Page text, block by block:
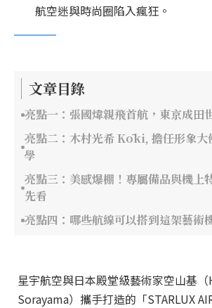
航空迷與時尚圈陷入瘋狂。
文章目錄
亮點一：張國煒親飛首航，東京成田
亮點二：木村光希 Kōki, 擔任形象大
學
亮點三：美感爆棚！專屬備品與機上
先看
亮點四：哪些航線可以搭到這架藝術
星宇航空與日本殿堂級藝術家空山基
Sorayama）攜手打造的「STARLUX